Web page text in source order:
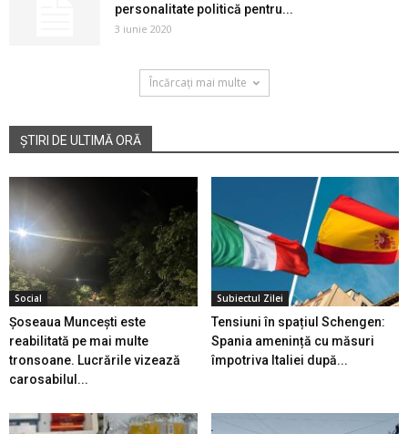
personalitate politică pentru...
3 iunie 2020
Încărcați mai multe
ȘTIRI DE ULTIMĂ ORĂ
Social
Șoseaua Muncești este
reabilitată pe mai multe
tronsoane. Lucrările vizează
carosabilul...
Subiectul Zilei
Tensiuni în spațiul Schengen:
Spania amenință cu măsuri
împotriva Italiei după...